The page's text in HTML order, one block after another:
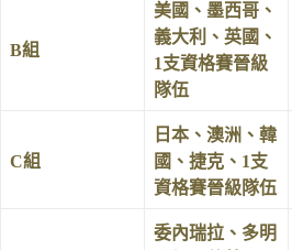
B組
美國、墨西哥、
義大利、英國、
1支資格賽晉級
隊伍
C組
日本、澳洲、韓
國、捷克、1支
資格賽晉級隊伍
委內瑞拉、多明